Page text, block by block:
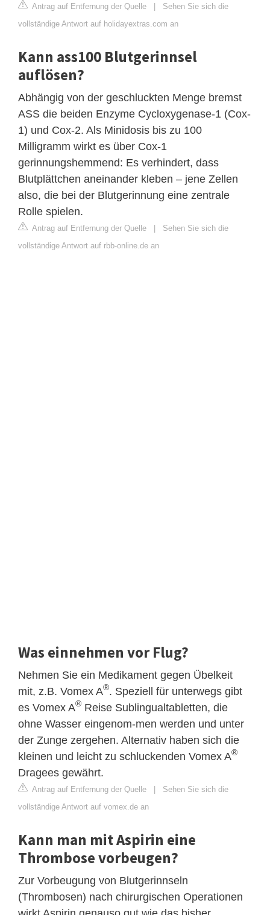
Antrag auf Entfernung der Quelle | Sehen Sie sich die
vollständige Antwort auf holidayextras.com an
Kann ass100 Blutgerinnsel
auflösen?
Abhängig von der geschluckten Menge bremst
ASS die beiden Enzyme Cycloxygenase-1 (Cox-
1) und Cox-2. Als Minidosis bis zu 100
Milligramm wirkt es über Cox-1
gerinnungshemmend: Es verhindert, dass
Blutplättchen aneinander kleben – jene Zellen
also, die bei der Blutgerinnung eine zentrale
Rolle spielen.
Antrag auf Entfernung der Quelle | Sehen Sie sich die
vollständige Antwort auf rbb-online.de an
Was einnehmen vor Flug?
Nehmen Sie ein Medikament gegen Übelkeit
mit, z.B. Vomex A®. Speziell für unterwegs gibt
es Vomex A® Reise Sublingualtabletten, die
ohne Wasser eingenom-men werden und unter
der Zunge zergehen. Alternativ haben sich die
kleinen und leicht zu schluckenden Vomex A®
Dragees gewährt.
Antrag auf Entfernung der Quelle | Sehen Sie sich die
vollständige Antwort auf vomex.de an
Kann man mit Aspirin eine
Thrombose vorbeugen?
Zur Vorbeugung von Blutgerinnseln
(Thrombosen) nach chirurgischen Operationen